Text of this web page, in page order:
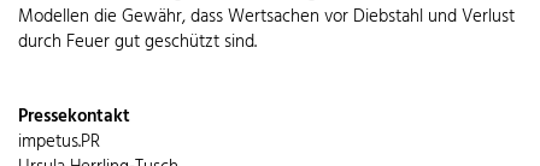
Modellen die Gewähr, dass Wertsachen vor Diebstahl und Verlust
durch Feuer gut geschützt sind.
Pressekontakt
impetus.PR